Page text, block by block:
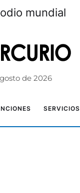
mundial
de 2026
SERVICIOS